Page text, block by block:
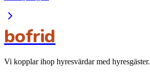
bofrid
Vi kopplar ihop hyresvärdar med hyresgäster.